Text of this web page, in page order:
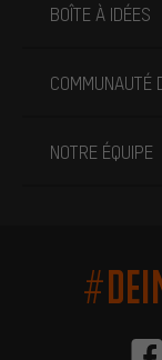
BOÎTE À IDÉES
NOTRE ÉQUIPE